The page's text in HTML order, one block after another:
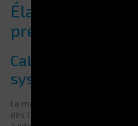
Élaborer un plan
préventive
Calendrier des
systématiques
La maintenance préventive
dès l’installation de la tour.